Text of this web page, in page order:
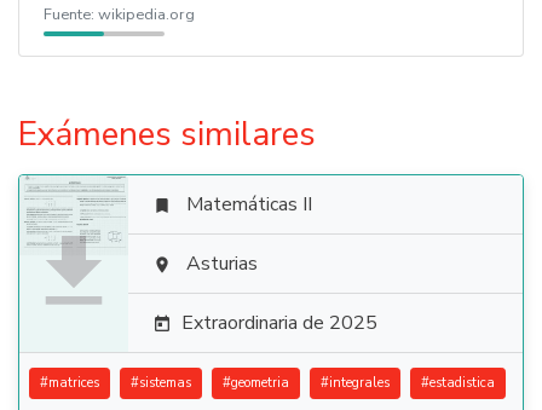
Fuente: wikipedia.org
Exámenes similares

 Matemáticas II
 Asturias
 Extraordinaria de 2025
#matrices #sistemas #geometria #integrales #estadistica